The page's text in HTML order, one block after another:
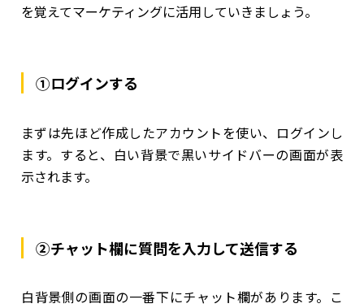
を覚えてマーケティングに活用していきましょう。
①ログインする
まずは先ほど作成したアカウントを使い、ログインし
ます。すると、白い背景で黒いサイドバーの画面が表
示されます。
②チャット欄に質問を入力して送信する
白背景側の画面の一番下にチャット欄があります。こ